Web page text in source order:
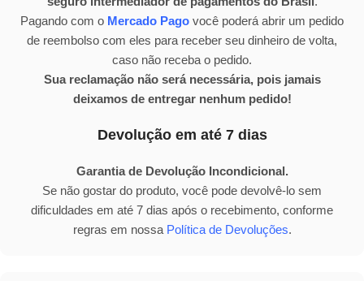
Pagando com o Mercado Pago você poderá abrir um pedido
de reembolso com eles para receber seu dinheiro de volta,
caso não receba o pedido.
Sua reclamação não será necessária, pois jamais
deixamos de entregar nenhum pedido!
Devolução em até 7 dias
Garantia de Devolução Incondicional.
Se não gostar do produto, você pode devolvê-lo sem
dificuldades em até 7 dias após o recebimento, conforme
regras em nossa Política de Devoluções.